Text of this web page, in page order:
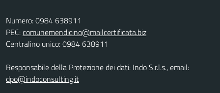
Numero: 0984 638911
PEC:comunemendicino@mailcertificata.biz
Centralino unico: 0984 638911
Responsabile della Protezione dei dati: Indo S.r.l.s., email:
dpo@indoconsulting.it